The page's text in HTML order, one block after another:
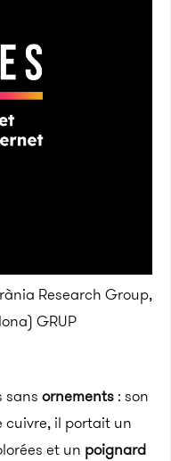
Research Group,
GRUP
sans ornements : son
cuivre, il portait un
et un poignard